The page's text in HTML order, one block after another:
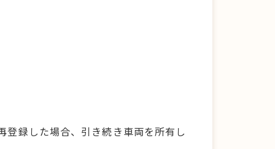
録した場合、引き続き車両を所有し